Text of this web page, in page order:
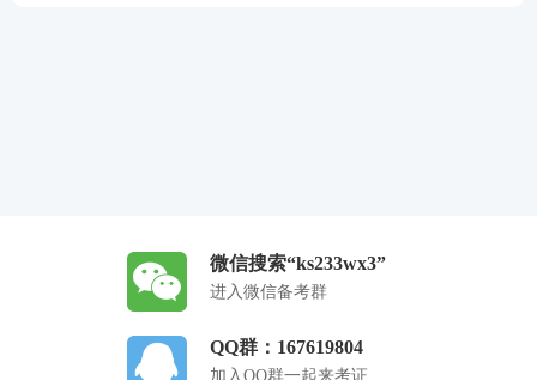
微信搜索“ks233wx3”
进入微信备考群
QQ群：167619804
加入QQ群一起来考证